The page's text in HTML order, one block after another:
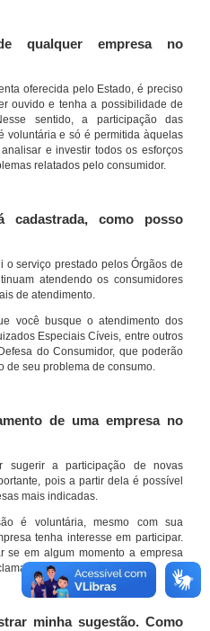
qualquer empresa no
oferecida pelo Estado, é preciso
ouvido e tenha a possibilidade de
sentido, a participação das
voluntária e só é permitida àquelas
e investir todos os esforços
relatados pelo consumidor.
cadastrada, como posso
o serviço prestado pelos Órgãos de
atendendo os consumidores
de atendimento.
você busque o atendimento dos
Especiais Cíveis, entre outros
do Consumidor, que poderão
de seu problema de consumo.
de uma empresa no
sugerir a participação de novas
pois a partir dela é possível
mais indicadas.
é voluntária, mesmo com sua
tenha interesse em participar.
se em algum momento a empresa
por meio do site.
minha sugestão. Como